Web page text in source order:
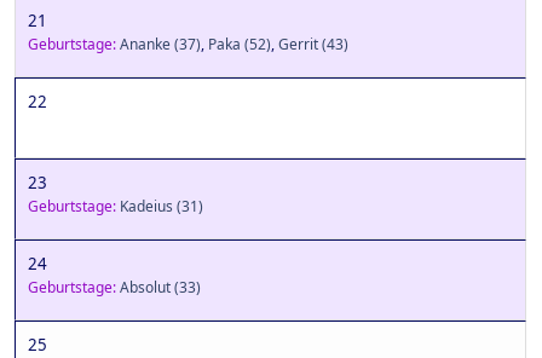
21
Geburtstage:Ananke(37), Paka (52),Gerrit(43)
22
23
Geburtstage: Kadeius (31)
24
Geburtstage:Absolut(33)
25